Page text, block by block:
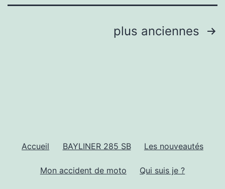
plus anciennes
Accueil BAYLINER 285 SB Les nouveautés
Mon accident de moto Qui suis je ?